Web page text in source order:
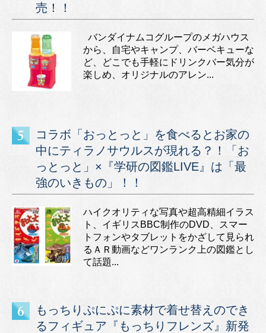
売！！
バンダイナムコグループのメガハウス
から、自宅やキャンプ、バーベキューな
ど、どこでも手軽にドリンクバー気分が
楽しめ、オリジナルのアレン...
コラボ「おっとっと」を食べるとお家の
中にティラノサウルスが現れる？！「お
っとっと」×『学研の図鑑LIVE』は「最
強のいきもの」！！
ハイクオリティな写真や超高精細イラス
ト、イギリスBBC制作のDVD、スマー
トフォンやタブレットをかざして見られ
るＡＲ動画などワンランク上の図鑑とし
て話題...
もっちりぷにぷに素材で着せ替えのでき
るフィギュア『もっちりフレンズ』新発